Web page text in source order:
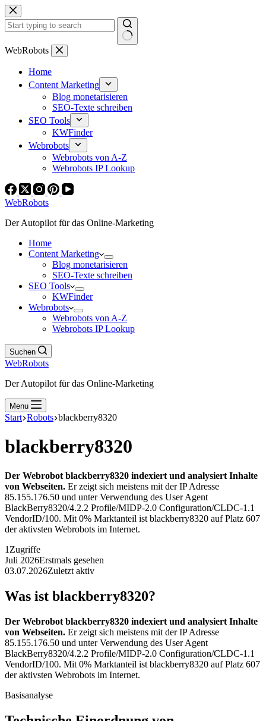
Zum
Inhalt
springen
Keine
WebRobots
Home
Content Marketing
Blog monetarisieren
SEO-Texte schreiben
SEO Tools
KWFinder
Webrobots
Webrobots von A-Z
Webrobots IP Lookup
WebRobots
Der Autopilot für das Online-Marketing
Home
Content Marketing
Blog monetarisieren
SEO-Texte schreiben
SEO Tools
KWFinder
Webrobots
Webrobots von A-Z
Webrobots IP Lookup
Suchen
WebRobots
Der Autopilot für das Online-Marketing
Menu
Start Robots blackberry8320
blackberry8320
Der Webrobot blackberry8320 indexiert und analysiert Inhalte
von Webseiten. Er zeigt sich meistens mit der IP Adresse
85.155.176.50 und unter Verwendung des User Agent
BlackBerry8320/4.2.2 Profile/MIDP-2.0 Configuration/CLDC-1.1
VendorID/100. Mit 0% Marktanteil ist blackberry8320 auf Platz 607
der aktivsten Webrobots im Internet.
1 Zugriffe
Juli 2026Erstmals gesehen
03.07.2026Zuletzt aktiv
Was ist blackberry8320?
Der Webrobot blackberry8320 indexiert und analysiert Inhalte
von Webseiten. Er zeigt sich meistens mit der IP Adresse
85.155.176.50 und unter Verwendung des User Agent
BlackBerry8320/4.2.2 Profile/MIDP-2.0 Configuration/CLDC-1.1
VendorID/100. Mit 0% Marktanteil ist blackberry8320 auf Platz 607
der aktivsten Webrobots im Internet.
Basisanalyse